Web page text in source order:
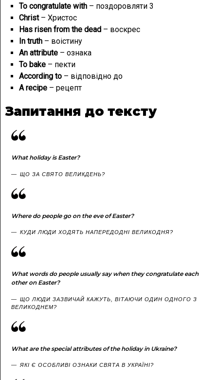
To congratulate with – поздоровляти 3
Christ – Христос
Has risen from the dead – воскрес
In truth – воістину
An attribute – ознака
To bake – пекти
According to – відповідно до
A recipe – рецепт
Запитання до тексту
What holiday is Easter?
ЩО ЗА СВЯТО ВЕЛИКДЕНЬ?
Where do people go on the eve of Easter?
КУДИ ЛЮДИ ХОДЯТЬ НАПЕРЕДОДНІ ВЕЛИКОДНЯ?
What words do people usually say when they congratulate each
other on Easter?
ЩО ЛЮДИ ЗАЗВИЧАЙ КАЖУТЬ, ВІТАЮЧИ ОДИН ОДНОГО З
ВЕЛИКОДНЕМ?
What are the special attributes of the holiday in Ukraine?
ЯКІ Є ОСОБЛИВІ ОЗНАКИ СВЯТА В УКРАЇНІ?